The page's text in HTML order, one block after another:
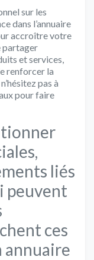
sur les
dans l’annuaire
accroître votre
partager
et services,
renforcer la
pas à
pour faire
liés
peuvent
ces
annuaire